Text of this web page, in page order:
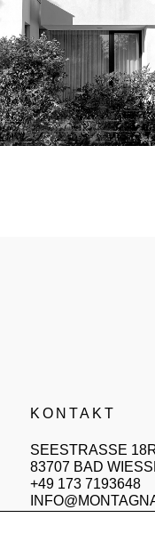
KONTAKT
SEESTRASSE 18R
83707 BAD
+49 173 7193648